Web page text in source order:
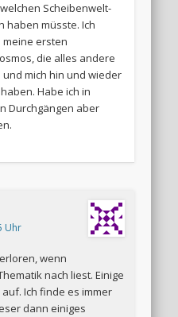
Scheibenwelt-
haben müsste. Ich
meine ersten
die alles andere
mich hin und wieder
Habe ich in
Durchgängen aber
Uhr
wenn
nach liest. Einige
Ich finde es immer
dann einiges